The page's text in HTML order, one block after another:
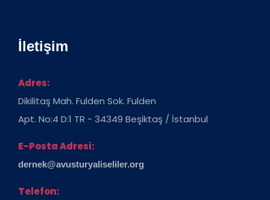
İletişim
Adres:
Dikilitaş Mah. Fulden Sok. Fulden
Apt. No:4 D:1 TR - 34349 Beşiktaş / İstanbul
E-Posta Adresi:
dernek@avusturyaliseliler.org
Telefon: